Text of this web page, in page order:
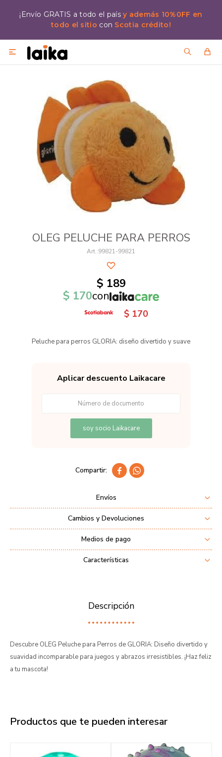
¡Envío GRATIS a todo el paísy además 10%0FF en
todo el sitio con Scotia crédito!

OLEG PELUCHE PARA PERROS
99821-99821
$ 189
$ 170con
$ 170
Peluche para perros GLORIA: diseño divertido y suave
Aplicar descuento Laikacare
soy socio Laikacare
 
Envíos
Cambios y Devoluciones
Medios de pago
Características
Descripción
Descubre OLEG Peluche para Perros de GLORIA: Diseño divertido y
suavidad incomparable para juegos y abrazos irresistibles. ¡Haz feliz
a tu mascota!
Productos que te pueden interesar